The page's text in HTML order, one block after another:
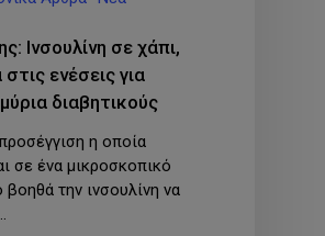
Ινσουλίνη σε χάπι,
στις ενέσεις για
διαβητικούς
η οποία
σε ένα μικροσκοπικό
βοηθά την ινσουλίνη να